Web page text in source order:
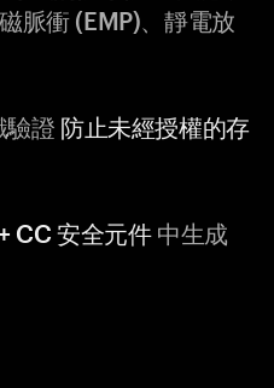
脈衝 (EMP)、靜電放
驗證 防止未經授權的存
CC 安全元件中生成